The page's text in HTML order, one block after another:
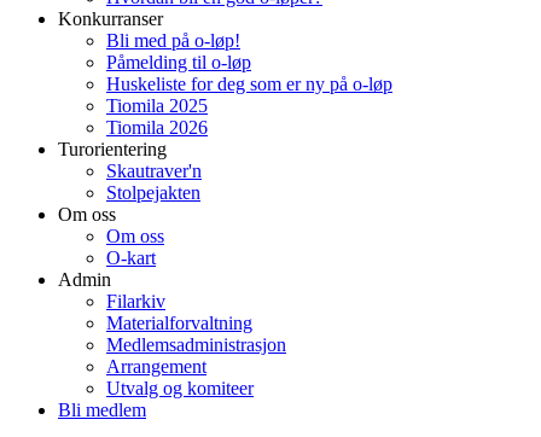
Konkurranser
Bli med på o-løp!
Påmelding til o-løp
Huskeliste for deg som er ny på o-løp
Tiomila 2025
Tiomila 2026
Turorientering
Skautraver'n
Stolpejakten
Om oss
Om oss
O-kart
Admin
Filarkiv
Materialforvaltning
Medlemsadministrasjon
Arrangement
Utvalg og komiteer
Bli medlem